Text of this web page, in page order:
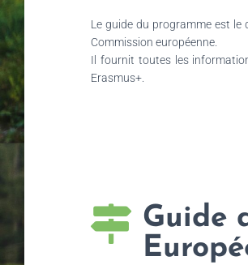
Le guide du programme est le
Commission européenne.
Il fournit toutes les
Erasmus+.
Guide